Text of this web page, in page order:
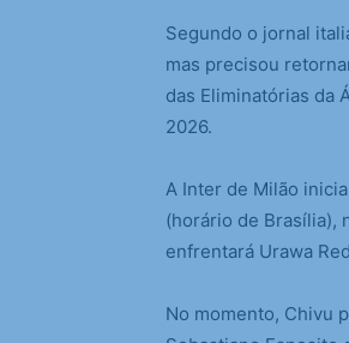
Segundo o jornal
mas precisou
das Eliminatórias da
2026.
A Inter de Milão
(horário de Brasília),
enfrentará Urawa
No momento, Chivu